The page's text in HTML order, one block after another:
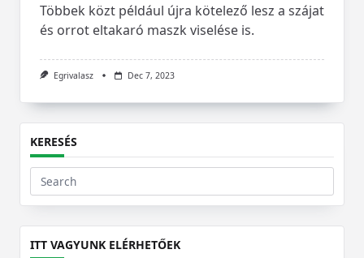
Többek közt például újra kötelező lesz a szájat
és orrot eltakaró maszk viselése is.
Egrivalasz Dec 7, 2023
KERESÉS
Search
for:
ITT VAGYUNK ELÉRHETŐEK